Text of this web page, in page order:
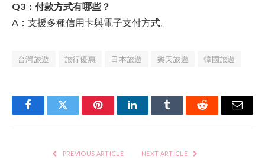
Q3：付款方式有哪些？
A：支援多種信用卡與電子支付方式。
台灣旅遊 旅行優惠 日本旅遊 樂天旅遊 韓國旅遊
FacebookTwitter PinterestLinkedInTumblr Reddit Email
PREVIOUS ARTICLE NEXT ARTICLE